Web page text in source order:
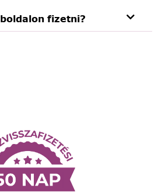
fizetni?